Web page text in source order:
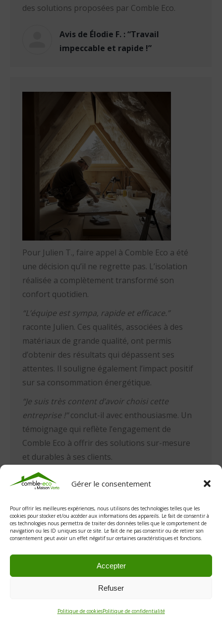
Gérer le consentement
Pour offrir les meilleures expériences, nous utilisons des technologies telles que les
cookies pour stocker et/ou accéder aux informations des appareils. Le fait de consentir à
ces technologies nous permettra de traiter des données telles que le comportement de
navigation ou les ID uniques sur ce site. Le fait de ne pas consentir ou de retirer son
consentement peut avoir un effet négatif sur certaines caractéristiques et fonctions.
Accepter
Refuser
Politique de cookiesPolitique de confidentialité
des solutions proposées par Comble Eco.
Avis de Élodie F. : “Travail
impeccable et rapide !”
Pour Julien T., faire appel à Comble Eco a été
une décision qu’il ne regrette pas. L’isolation
réalisée a complètement transformé son
confort quotidien.
“L’équipe est sympa, rapide et efficace.”
raconte Julien. Ces qualités, associées à des
matériaux de grande qualité, ont permis
d’obtenir des résultats qui dépassent ses
attentes. Il souligne également l’impact positif
sur sa consommation énergétique.
“Je suis très content d’avoir choisi cette
entreprise !”conclut-il avec enthousiasme. Un
témoignage qui reflète l’engagement de
Comble Eco à offrir des solutions sur-mesure
et durables à ses clients.
Avis de Julien T. : “Une vraie
Politique de confidentialité|Fait avec parAAMEDIA